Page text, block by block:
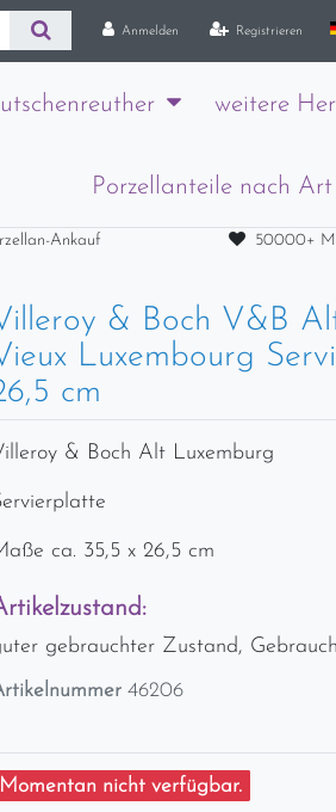
Anmelden Registrieren
weitere
Porzellanteile nach Art
Ankauf 50000+
& Boch V&B
Luxembourg
cm
& Boch Alt Luxemburg
ca. 35,5 x 26,5 cm
gebrauchter Zustand,
46206
Momentan nicht verfügbar.